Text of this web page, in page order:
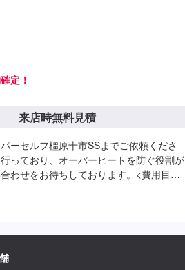
定！
来店時無料見積
ーセルフ橿原十市SSまでご依頼くださ
っており、オーバーヒートを防ぐ役割が
わせをお待ちしております。<費用目安>